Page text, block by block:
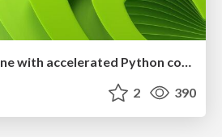
Getting science done with accelerated Python computing platforms
2 390